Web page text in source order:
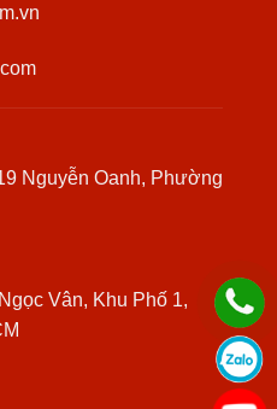
Nguyễn Oanh, Phường
Vân, Khu Phố 1,